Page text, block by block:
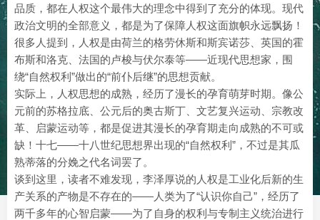
品质，都在人权这个最伟大的理念中得到了充分的体现。现代
政治文明的全部意义，都是为了保障人权这面旗帜永远飘扬！
很多人提到，人权是由荷兰的格劳休斯和斯宾诺莎、英国的霍
布斯和洛克、法国的卢梭与伏尔泰等——近现代思想家，围
绕“自然权利”做出的“前仆后继”的思想贡献。
实际上，人权思想的成熟，经历了漫长的孕育萌芽时期。像公
元前的苏格拉底、公元后的奥古斯丁、文艺复兴运动、宗教改
革、启蒙运动等，都是促进其漫长的孕育期走向成熟的不可或
缺！十七——十八世纪思想界出现的“自然权利”，不过是其瓜
熟蒂落的分娩之代名词罢了。
谈到这里，读者不难发现，李泽厚说的人权是工业化后新的生
产关系的产物是不存在的——人类为了“认识你自己”，经历了
两千多年的心智启蒙——为了自身的权利与专制主义统治进行